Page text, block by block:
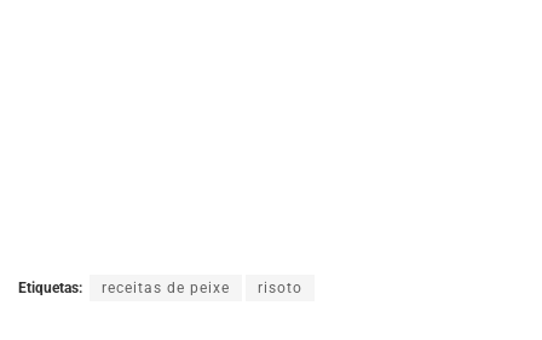
Etiquetas: receitas de peixe risoto